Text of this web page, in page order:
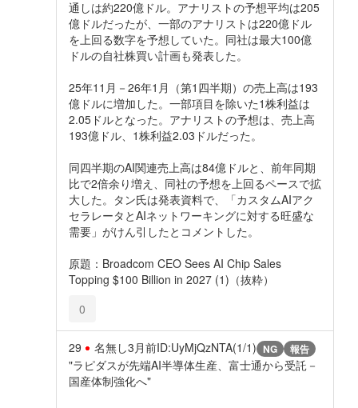
通しは約220億ドル。アナリストの予想平均は205
億ドルだったが、一部のアナリストは220億ドル
を上回る数字を予想していた。同社は最大100億
ドルの自社株買い計画も発表した。
25年11月－26年1月（第1四半期）の売上高は193
億ドルに増加した。一部項目を除いた1株利益は
2.05ドルとなった。アナリストの予想は、売上高
193億ドル、1株利益2.03ドルだった。
同四半期のAI関連売上高は84億ドルと、前年同期
比で2倍余り増え、同社の予想を上回るペースで拡
大した。タン氏は発表資料で、「カスタムAIアク
セラレータとAIネットワーキングに対する旺盛な
需要」がけん引したとコメントした。
原題：Broadcom CEO Sees AI Chip Sales
Topping $100 Billion in 2027 (1)（抜粋）
0
29 名無し3月前ID:UyMjQzNTA(1/1) NG 報告
"ラピダスが先端AI半導体生産、富士通から受託－
国産体制強化へ"